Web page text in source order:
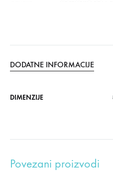
DODATNE INFORMACIJE
DIMENZIJE
Povezani proizvodi